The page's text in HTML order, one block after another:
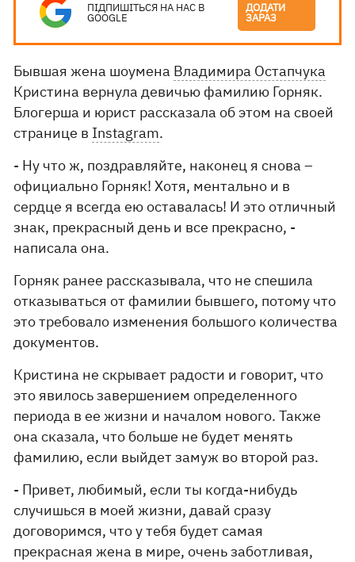
ПІДПИШІТЬСЯ НА НАС В
GOOGLE
ДОДАТИ
ЗАРАЗ
Бывшая жена шоумена Владимира Остапчука
Кристина вернула девичью фамилию Горняк.
Блогерша и юрист рассказала об этом на своей
странице в Instagram.
- Ну что ж, поздравляйте, наконец я снова –
официально Горняк! Хотя, ментально и в
сердце я всегда ею оставалась! И это отличный
знак, прекрасный день и все прекрасно, -
написала она.
Горняк ранее рассказывала, что не спешила
отказываться от фамилии бывшего, потому что
это требовало изменения большого количества
документов.
Кристина не скрывает радости и говорит, что
это явилось завершением определенного
периода в ее жизни и началом нового. Также
она сказала, что больше не будет менять
фамилию, если выйдет замуж во второй раз.
- Привет, любимый, если ты когда-нибудь
случишься в моей жизни, давай сразу
договоримся, что у тебя будет самая
прекрасная жена в мире, очень заботливая,